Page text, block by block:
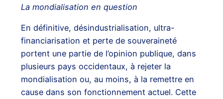
La mondialisation en question
En définitive, désindustrialisation, ultra-
financiarisation et perte de souveraineté
portent une partie de l’opinion publique, dans
plusieurs pays occidentaux, à rejeter la
mondialisation ou, au moins, à la remettre en
cause dans son fonctionnement actuel. Cette